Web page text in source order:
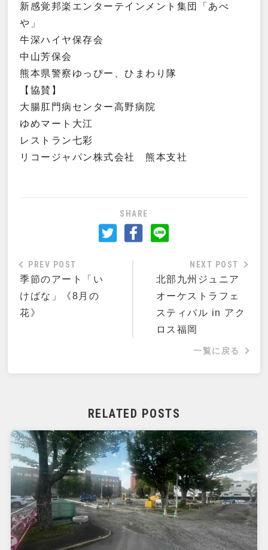
新感覚邦楽エンターテインメント集団「あべ
や」
牛深ハイヤ保存会
中山芳保会
熊本県警察ゆっぴー、ひまわり隊
【協賛】
大腸肛門病センター高野病院
ゆめマート大江
レストラン七彩
リコージャパン株式会社 熊本支社
SHARE
PREV POST
季節のアート「い
けばな」《8月の
花》
NEXT POST
北部九州ジュニア
オーケストラフェ
スティバル in アク
ロス福岡
一覧に戻る
RELATED POSTS